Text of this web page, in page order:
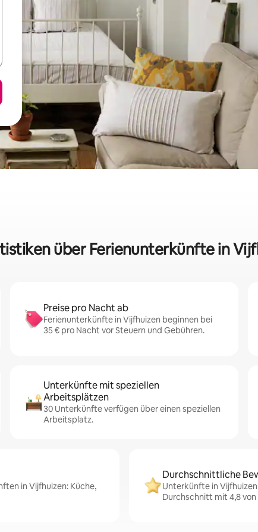
über Ferienunterkünfte in
Preise pro Nacht ab
Ferienunterkünfte in Vijfhuizen beginnen bei
35 € pro Nacht vor Steuern und Gebühren.
Unterkünfte mit speziellen
Arbeitsplätzen
30 Unterkünfte verfügen über einen speziellen
Arbeitsplatz.
in Vijfhuizen: Küche,
Durchschnittliche
Unterkünfte in
Durchschnitt mit 4,8 von